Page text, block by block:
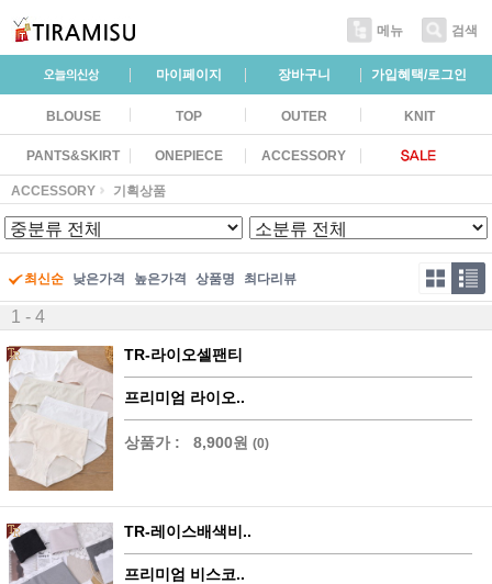
메뉴 검색
마이페이지 장바구니 가입혜택/로그인
BLOUSE TOP OUTER KNIT
PANTS&SKIRT ONEPIECE ACCESSORY
ACCESSORY 기획상품
최신순 낮은가격 높은가격 상품명 최다리뷰
1 - 4
TR-라이오셀팬티
프리미엄 라이오..
상품가 : 8,900원 (0)
TR-레이스배색비..
프리미엄 비스코..